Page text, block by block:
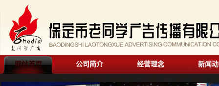
网站首页 公司简介 经营理念 新闻